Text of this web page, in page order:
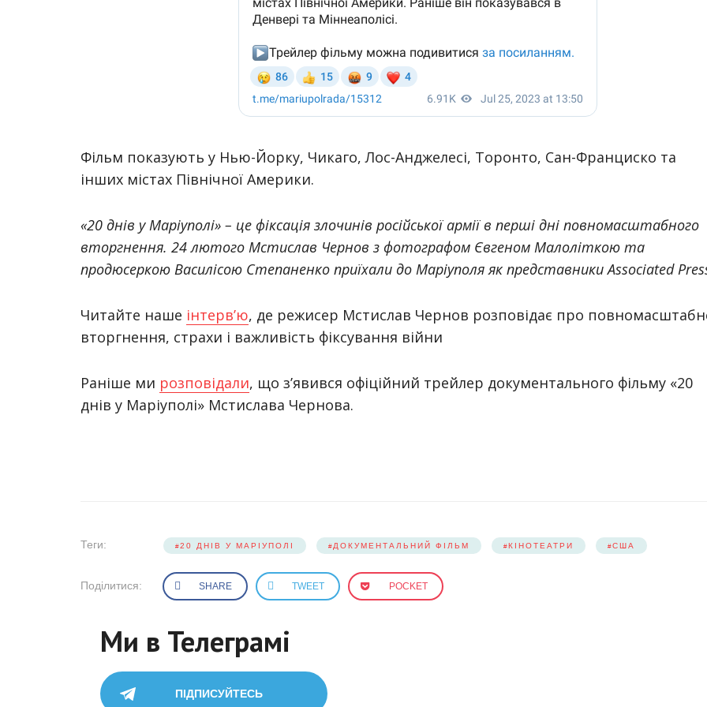
Фільм показують у Нью-Йорку, Чикаго, Лос-Анджелесі, Торонто, Сан-Франциско та
інших містах Північної Америки.
«20 днів у Маріуполі» – це фіксація злочинів російської армії в перші дні повномасштабного
вторгнення. 24 лютого Мстислав Чернов з фотографом Євгеном Малоліткою та
продюсеркою Василісою Степаненко приїхали до Маріуполя як представники Associated
Читайте наше інтерв’ю, де режисер Мстислав Чернов розповідає про
вторгнення, страхи і важливість фіксування війни
Раніше ми розповідали, що з’явився офіційний трейлер документального фільму «20
днів у Маріуполі» Мстислава Чернова.
Теги: 20 ДНІВ У МАРІУПОЛІ ДОКУМЕНТАЛЬНИЙ ФІЛЬМ КІНОТЕАТРИ США
Поділитися: SHARE TWEET POCKET
Ми в Телеграмі
ПІДПИСУЙТЕСЬ